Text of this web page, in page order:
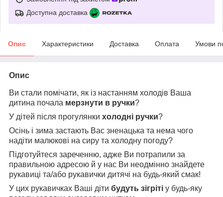
Доступна доставка
Опис Характеристики Доставка Оплата Умови
Опис
Ви стали помічати, як із настанням холодів Ваша
дитина почала мерзнути в ручки?
У дітей після прогулянки холодні ручки?
Осінь і зима застають Вас зненацька та нема чого
надіти малюкові на сиру та холодну погоду?
Підготуйтеся зареченню, адже Ви потрапили за
правильною адресою й у нас Ви неодмінно знайдете
рукавиці та/або рукавички дитячі на будь-який смак!
У цих рукавичках Ваші діти будуть зігріті у будь-яку